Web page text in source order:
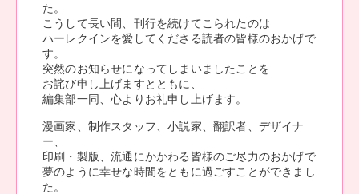
た。
こうして長い間、刊行を続けてこられたのは
ハーレクインを愛してくださる読者の皆様のおかげで
す。
突然のお知らせになってしまいましたことを
お詫び申し上げますとともに、
編集部一同、心よりお礼申し上げます。
漫画家、制作スタッフ、小説家、翻訳者、デザイナ
ー、
印刷・製版、流通にかかわる皆様のご尽力のおかげで
夢のように幸せな時間をともに過ごすことができまし
た。